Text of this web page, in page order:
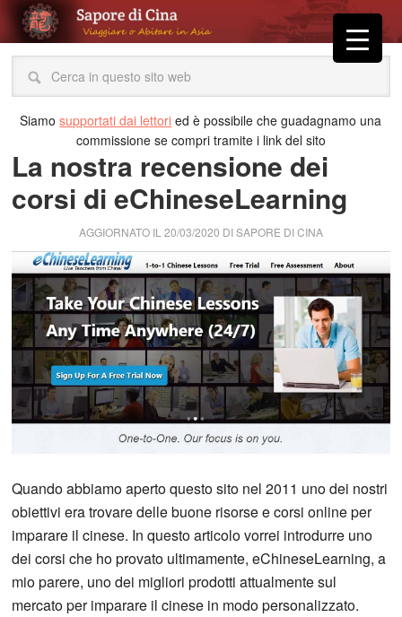
Siamosupportati dai lettori ed è possibile che guadagnamo una
commissione se compri tramite i link del sito
La nostra recensione dei
corsi di eChineseLearning
AGGIORNATO IL 20/03/2020 DISAPORE DI CINA
Quando abbiamo aperto questo sito nel 2011 uno dei nostri
obiettivi era trovare delle buone risorse e corsi online per
imparare il cinese. In questo articolo vorrei introdurre uno
dei corsi che ho provato ultimamente, eChineseLearning, a
mio parere, uno dei migliori prodotti attualmente sul
mercato per imparare il cinese in modo personalizzato.